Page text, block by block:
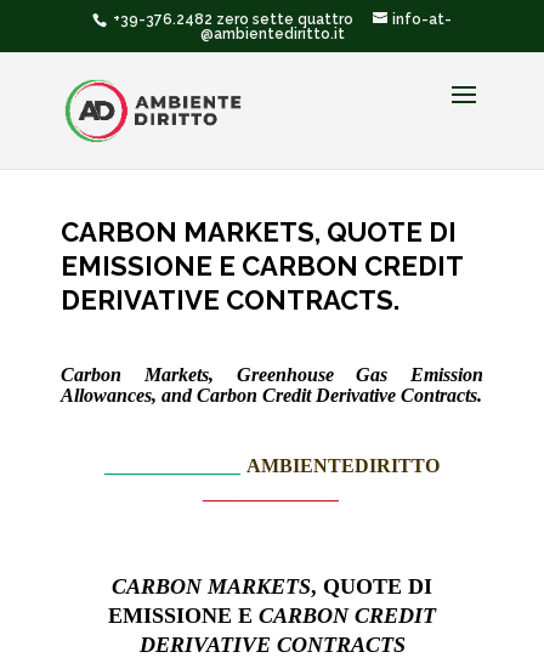
+39-376.2482 zero sette quattro
info-at-
@ambientediritto.it
CARBON MARKETS, QUOTE DI
EMISSIONE E CARBON CREDIT
DERIVATIVE CONTRACTS.
Carbon Markets, Greenhouse Gas Emission
Allowances, and Carbon Credit Derivative Contracts.
AMBIENTEDIRITTO
CARBON MARKETS, QUOTE DI
EMISSIONE E CARBON CREDIT
DERIVATIVE CONTRACTS